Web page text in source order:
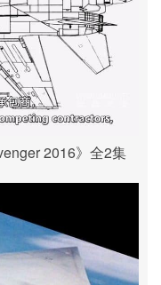
2016》全2集